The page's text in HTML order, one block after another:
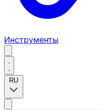
Инструменты
RU